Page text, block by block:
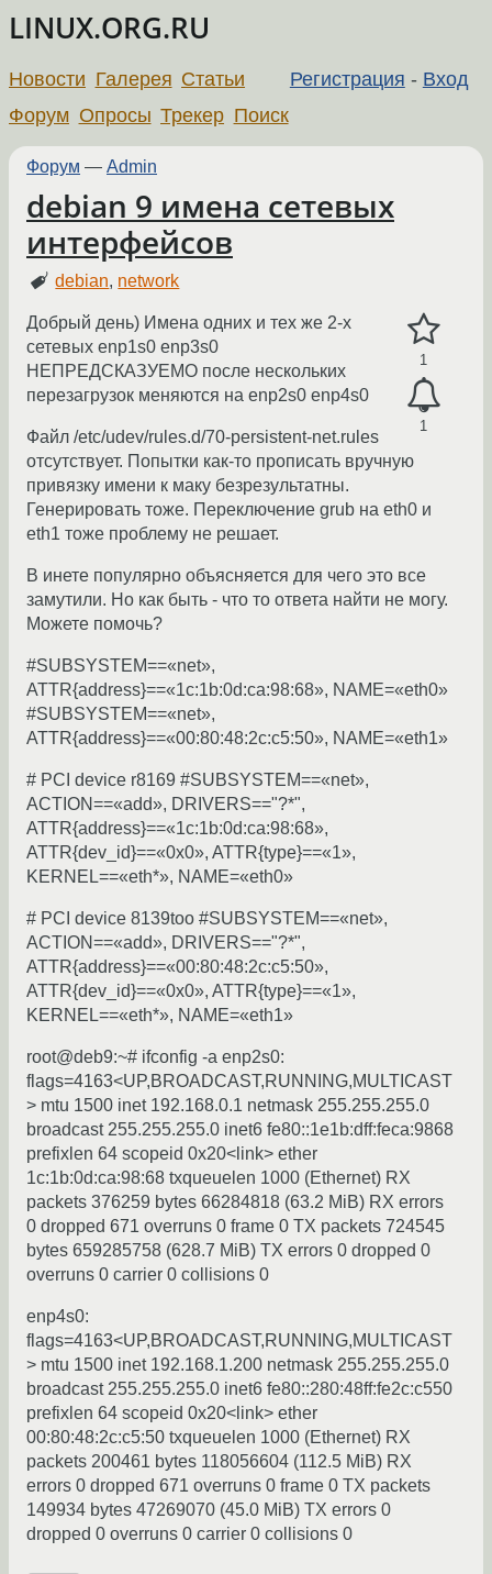
LINUX.ORG.RU
Регистрация - Вход
Новости Галерея Статьи
Форум Опросы Трекер Поиск
Форум — Admin
debian 9 имена сетевых
интерфейсов
debian, network
1
1
Добрый день) Имена одних и тех же 2-х
сетевых enp1s0 enp3s0
НЕПРЕДСКАЗУЕМО после нескольких
перезагрузок меняются на enp2s0 enp4s0
Файл /etc/udev/rules.d/70-persistent-net.rules
отсутствует. Попытки как-то прописать вручную
привязку имени к маку безрезультатны.
Генерировать тоже. Переключение grub на eth0 и
eth1 тоже проблему не решает.
В инете популярно объясняется для чего это все
замутили. Но как быть - что то ответа найти не могу.
Можете помочь?
#SUBSYSTEM==«net»,
ATTR{address}==«1c:1b:0d:ca:98:68», NAME=«eth0»
#SUBSYSTEM==«net»,
ATTR{address}==«00:80:48:2c:c5:50», NAME=«eth1»
# PCI device r8169 #SUBSYSTEM==«net»,
ACTION==«add», DRIVERS=="?*",
ATTR{address}==«1c:1b:0d:ca:98:68»,
ATTR{dev_id}==«0x0», ATTR{type}==«1»,
KERNEL==«eth*», NAME=«eth0»
# PCI device 8139too #SUBSYSTEM==«net»,
ACTION==«add», DRIVERS=="?*",
ATTR{address}==«00:80:48:2c:c5:50»,
ATTR{dev_id}==«0x0», ATTR{type}==«1»,
KERNEL==«eth*», NAME=«eth1»
root@deb9:~# ifconfig -a enp2s0:
flags=4163<UP,BROADCAST,RUNNING,MULTICAST
> mtu 1500 inet 192.168.0.1 netmask 255.255.255.0
broadcast 255.255.255.0 inet6 fe80::1e1b:dff:feca:9868
prefixlen 64 scopeid 0x20<link> ether
1c:1b:0d:ca:98:68 txqueuelen 1000 (Ethernet) RX
packets 376259 bytes 66284818 (63.2 MiB) RX errors
0 dropped 671 overruns 0 frame 0 TX packets 724545
bytes 659285758 (628.7 MiB) TX errors 0 dropped 0
overruns 0 carrier 0 collisions 0
enp4s0:
flags=4163<UP,BROADCAST,RUNNING,MULTICAST
> mtu 1500 inet 192.168.1.200 netmask 255.255.255.0
broadcast 255.255.255.0 inet6 fe80::280:48ff:fe2c:c550
prefixlen 64 scopeid 0x20<link> ether
00:80:48:2c:c5:50 txqueuelen 1000 (Ethernet) RX
packets 200461 bytes 118056604 (112.5 MiB) RX
errors 0 dropped 671 overruns 0 frame 0 TX packets
149934 bytes 47269070 (45.0 MiB) TX errors 0
dropped 0 overruns 0 carrier 0 collisions 0